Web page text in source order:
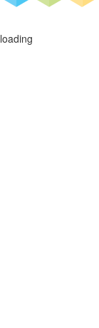
loading